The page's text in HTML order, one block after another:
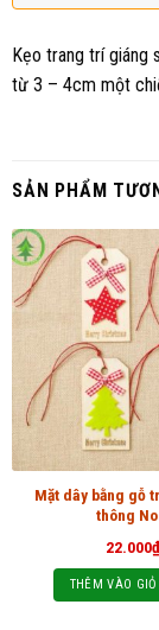
Kẹo trang trí giáng
từ 3 – 4cm một
SẢN PHẨM
Mặt dây bằng gỗ
thông
22.000₫
THÊM VÀO